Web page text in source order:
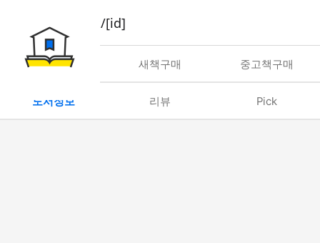
book/rent/[id]
대여 새책구매 중고책구매
도서정보 리뷰 Pick